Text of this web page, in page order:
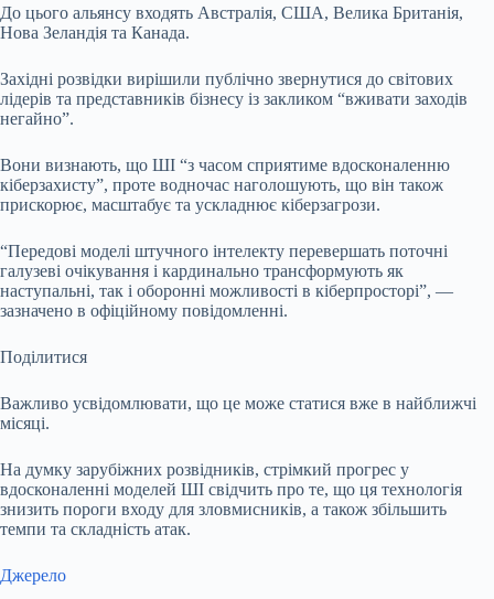
До цього альянсу входять Австралія, США, Велика Британія,
Нова Зеландія та Канада.
Західні розвідки вирішили публічно звернутися до світових
лідерів та представників бізнесу із закликом “вживати заходів
негайно”.
Вони визнають, що ШІ “з часом сприятиме вдосконаленню
кіберзахисту”, проте водночас наголошують, що він також
прискорює, масштабує та ускладнює кіберзагрози.
“Передові моделі штучного інтелекту перевершать поточні
галузеві очікування і кардинально трансформують як
наступальні, так і оборонні можливості в кіберпросторі”, —
зазначено в офіційному повідомленні.
Поділитися
Важливо усвідомлювати, що це може статися вже в найближчі
місяці.
На думку зарубіжних розвідників, стрімкий прогрес у
вдосконаленні моделей ШІ свідчить про те, що ця технологія
знизить пороги входу для зловмисників, а також збільшить
темпи та складність атак.
Джерело